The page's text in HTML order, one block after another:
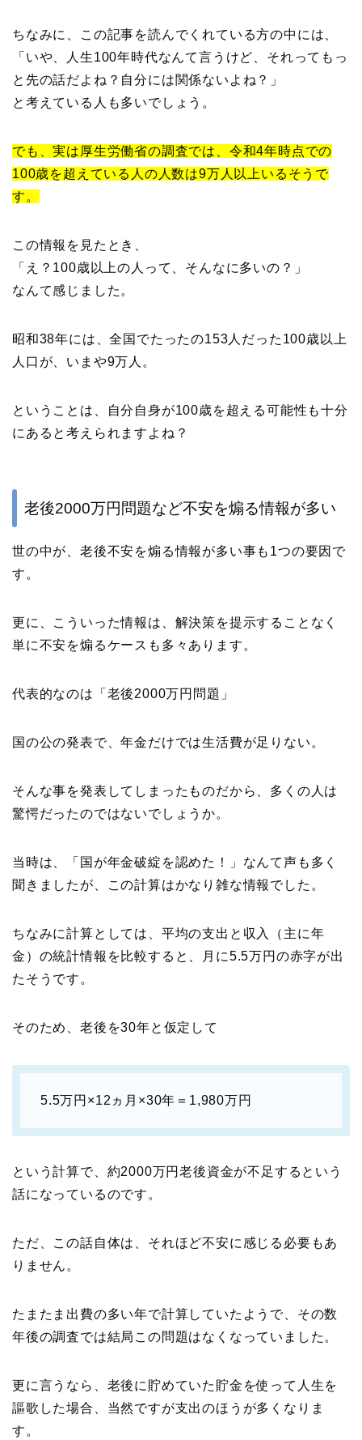
ちなみに、この記事を読んでくれている方の中には、
「いや、人生100年時代なんて言うけど、それってもっ
と先の話だよね？自分には関係ないよね？」
と考えている人も多いでしょう。
でも、実は厚生労働省の調査では、令和4年時点での
100歳を超えている人の人数は9万人以上いるそうで
す。
この情報を見たとき、
「え？100歳以上の人って、そんなに多いの？」
なんて感じました。
昭和38年には、全国でたったの153人だった100歳以上
人口が、いまや9万人。
ということは、自分自身が100歳を超える可能性も十分
にあると考えられますよね？
老後2000万円問題など不安を煽る情報が多い
世の中が、老後不安を煽る情報が多い事も1つの要因で
す。
更に、こういった情報は、解決策を提示することなく
単に不安を煽るケースも多々あります。
代表的なのは「老後2000万円問題」
国の公の発表で、年金だけでは生活費が足りない。
そんな事を発表してしまったものだから、多くの人は
驚愕だったのではないでしょうか。
当時は、「国が年金破綻を認めた！」なんて声も多く
聞きましたが、この計算はかなり雑な情報でした。
ちなみに計算としては、平均の支出と収入（主に年
金）の統計情報を比較すると、月に5.5万円の赤字が出
たそうです。
そのため、老後を30年と仮定して
5.5万円×12ヵ月×30年＝1,980万円
という計算で、約2000万円老後資金が不足するという
話になっているのです。
ただ、この話自体は、それほど不安に感じる必要もあ
りません。
たまたま出費の多い年で計算していたようで、その数
年後の調査では結局この問題はなくなっていました。
更に言うなら、老後に貯めていた貯金を使って人生を
謳歌した場合、当然ですが支出のほうが多くなりま
す。